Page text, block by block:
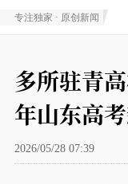
专注独家 · 原创新闻
多所驻青
年山东高
2026/05/28 07:39